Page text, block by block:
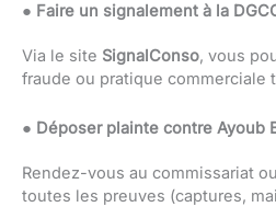
● Faire un signalement à la
Via le site SignalConso, vous
fraude ou pratique commerciale
● Déposer plainte contre Ayoub
Rendez-vous au commissariat
toutes les preuves (captures,